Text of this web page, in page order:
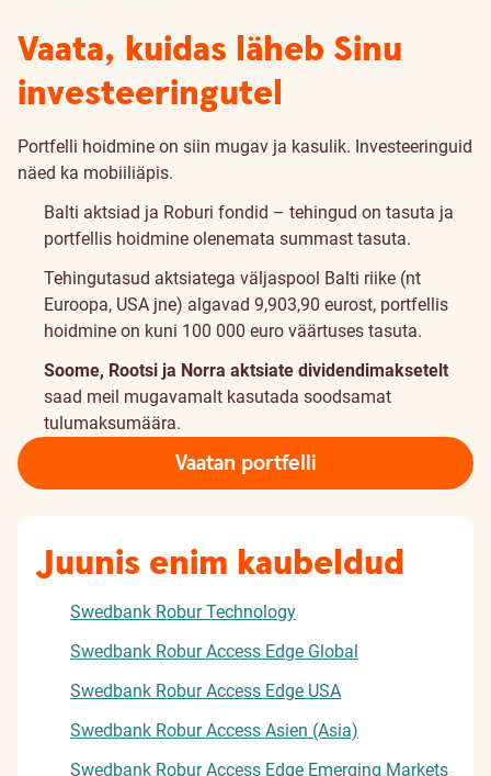
Vaata, kuidas läheb Sinu
investeeringutel
Portfelli hoidmine on siin mugav ja kasulik. Investeeringuid
näed ka mobiiliäpis.
Balti aktsiad ja Roburi fondid – tehingud on tasuta ja
portfellis hoidmine olenemata summast tasuta.
Tehingutasud aktsiatega väljaspool Balti riike (nt
Euroopa, USA jne) algavad 9,903,90 eurost, portfellis
hoidmine on kuni 100 000 euro väärtuses tasuta.
Soome, Rootsi ja Norra aktsiate dividendimaksetelt
saad meil mugavamalt kasutada soodsamat
tulumaksumäära.
Vaatan portfelli
Juunis enim kaubeldud
Swedbank Robur Technology
Swedbank Robur Access Edge Global
Swedbank Robur Access Edge USA
Swedbank Robur Access Asien (Asia)
Swedbank Robur Access Edge Emerging Markets